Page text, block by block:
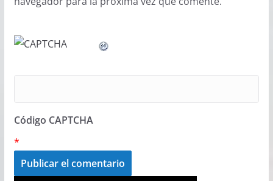
Código CAPTCHA
*